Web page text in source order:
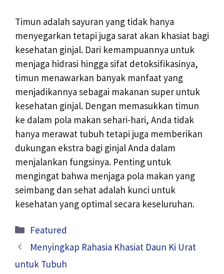
Timun adalah sayuran yang tidak hanya
menyegarkan tetapi juga sarat akan khasiat bagi
kesehatan ginjal. Dari kemampuannya untuk
menjaga hidrasi hingga sifat detoksifikasinya,
timun menawarkan banyak manfaat yang
menjadikannya sebagai makanan super untuk
kesehatan ginjal. Dengan memasukkan timun
ke dalam pola makan sehari-hari, Anda tidak
hanya merawat tubuh tetapi juga memberikan
dukungan ekstra bagi ginjal Anda dalam
menjalankan fungsinya. Penting untuk
mengingat bahwa menjaga pola makan yang
seimbang dan sehat adalah kunci untuk
kesehatan yang optimal secara keseluruhan.
Kategori
Featured
Menyingkap Rahasia Khasiat Daun Ki Urat
untuk Tubuh